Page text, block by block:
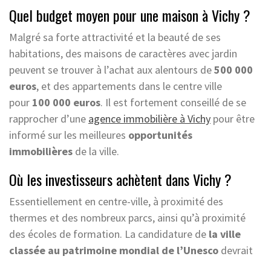
Quel budget moyen pour une maison à Vichy ?
Malgré sa forte attractivité et la beauté de ses
habitations, des maisons de caractères avec jardin
peuvent se trouver à l’achat aux alentours de500 000
euros, et des appartements dans le centre ville
pour 100 000 euros. Il est fortement conseillé de se
rapprocher d’une agence immobilière à Vichy pour être
informé sur les meilleures opportunités
immobilières de la ville.
Où les investisseurs achètent dans Vichy ?
Essentiellement en centre-ville, à proximité des
thermes et des nombreux parcs, ainsi qu’à proximité
des écoles de formation. La candidature de la ville
classée au patrimoine mondial de l’Unesco devrait